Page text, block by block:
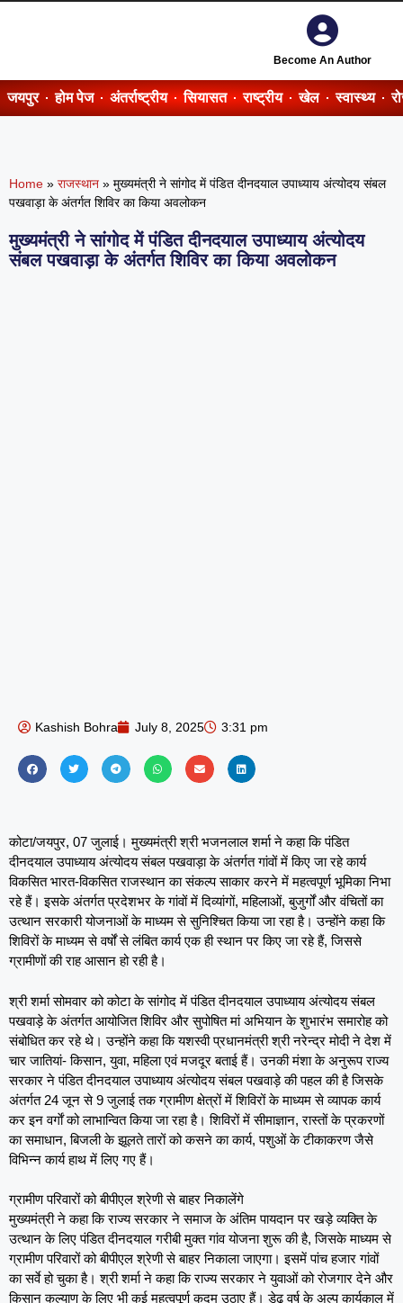
Become An Author
जयपुर होम पेज अंतर्राष्ट्रीय सियासत राष्ट्रीय खेल स्वास्थ्य
Home » राजस्थान » मुख्यमंत्री ने सांगोद में पंडित दीनदयाल उपाध्याय अंत्योदय संबल
पखवाड़ा के अंतर्गत शिविर का किया अवलोकन
मुख्यमंत्री ने सांगोद में पंडित दीनदयाल उपाध्याय अंत्योदय
संबल पखवाड़ा के अंतर्गत शिविर का किया अवलोकन
Kashish Bohra July 8, 2025 3:31 pm
कोटा/जयपुर, 07 जुलाई। मुख्यमंत्री श्री भजनलाल शर्मा ने कहा कि पंडित
दीनदयाल उपाध्याय अंत्योदय संबल पखवाड़ा के अंतर्गत गांवों में किए जा रहे कार्य
विकसित भारत-विकसित राजस्थान का संकल्प साकार करने में महत्वपूर्ण भूमिका निभा
रहे हैं। इसके अंतर्गत प्रदेशभर के गांवों में दिव्यांगों, महिलाओं, बुजुर्गों और वंचितों का
उत्थान सरकारी योजनाओं के माध्यम से सुनिश्चित किया जा रहा है। उन्होंने कहा कि
शिविरों के माध्यम से वर्षों से लंबित कार्य एक ही स्थान पर किए जा रहे हैं, जिससे
ग्रामीणों की राह आसान हो रही है।
श्री शर्मा सोमवार को कोटा के सांगोद में पंडित दीनदयाल उपाध्याय अंत्योदय संबल
पखवाड़े के अंतर्गत आयोजित शिविर और सुपोषित मां अभियान के शुभारंभ समारोह को
संबोधित कर रहे थे। उन्होंने कहा कि यशस्वी प्रधानमंत्री श्री नरेन्द्र मोदी ने देश में
चार जातियां- किसान, युवा, महिला एवं मजदूर बताई हैं। उनकी मंशा के अनुरूप राज्य
सरकार ने पंडित दीनदयाल उपाध्याय अंत्योदय संबल पखवाड़े की पहल की है जिसके
अंतर्गत 24 जून से 9 जुलाई तक ग्रामीण क्षेत्रों में शिविरों के माध्यम से व्यापक कार्य
कर इन वर्गाें को लाभान्वित किया जा रहा है। शिविरों में सीमाज्ञान, रास्तों के प्रकरणों
का समाधान, बिजली के झूलते तारों को कसने का कार्य, पशुओं के टीकाकरण जैसे
विभिन्न कार्य हाथ में लिए गए हैं।
ग्रामीण परिवारों को बीपीएल श्रेणी से बाहर निकालेंगे
मुख्यमंत्री ने कहा कि राज्य सरकार ने समाज के अंतिम पायदान पर खड़े व्यक्ति के
उत्थान के लिए पंडित दीनदयाल गरीबी मुक्त गांव योजना शुरू की है, जिसके माध्यम से
ग्रामीण परिवारों को बीपीएल श्रेणी से बाहर निकाला जाएगा। इसमें पांच हजार गांवों
का सर्वे हो चुका है। श्री शर्मा ने कहा कि राज्य सरकार ने युवाओं को रोजगार देने और
किसान कल्याण के लिए भी कई महत्वपूर्ण कदम उठाए हैं। डेढ़ वर्ष के अल्प कार्यकाल में